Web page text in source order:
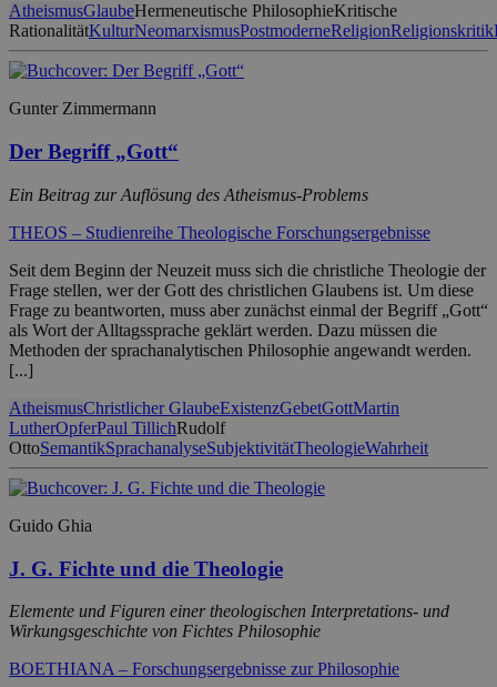
AtheismusGlaubeHermeneutische PhilosophieKritische
RationalitätKulturNeomarxismusPostmoderneReligionReligionskritik
Gunter Zimmermann
Der Begriff „Gott“
Ein Beitrag zur Auflösung des Atheismus-Problems
THEOS – Studienreihe Theologische Forschungsergebnisse
Seit dem Beginn der Neuzeit muss sich die christliche Theologie der
Frage stellen, wer der Gott des christlichen Glaubens ist. Um diese
Frage zu beantworten, muss aber zunächst einmal der Begriff „Gott“
als Wort der Alltagssprache geklärt werden. Dazu müssen die
Methoden der sprachanalytischen Philosophie angewandt werden.
[...]
AtheismusChristlicher GlaubeExistenzGebetGottMartin
LutherOpferPaul TillichRudolf
OttoSemantikSprachanalyseSubjektivitätTheologieWahrheit
Guido Ghia
J. G. Fichte und die Theologie
Elemente und Figuren einer theologischen Interpretations- und
Wirkungsgeschichte von Fichtes Philosophie
BOETHIANA – Forschungsergebnisse zur Philosophie